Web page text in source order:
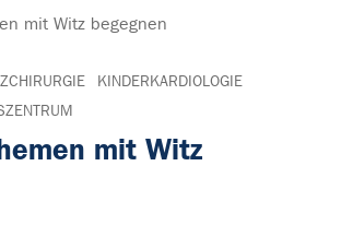
mit Witz begegnen
KINDERKARDIOLOGIE
mit Witz